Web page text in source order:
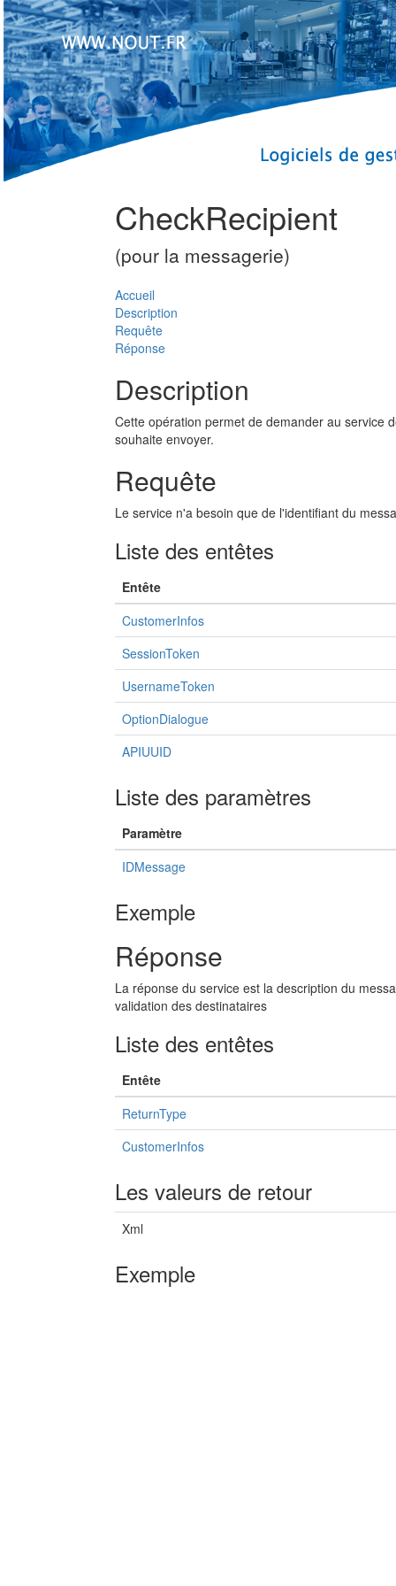
CheckRecipient
(pour la messagerie)
Accueil
Description
Requête
Réponse
Description
Cette opération permet de demander au service
souhaite envoyer.
Requête
Le service n'a besoin que de l'identifiant du
Liste des entêtes
Entête
CustomerInfos
SessionToken
UsernameToken
OptionDialogue
APIUUID
Liste des paramètres
Paramètre
IDMessage
Exemple
Réponse
La réponse du service est la description du
validation des destinataires
Liste des entêtes
Entête
ReturnType
CustomerInfos
Les valeurs de retour
Xml
Exemple